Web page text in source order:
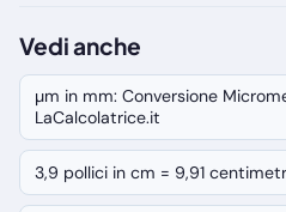
Vedi anche
µm in mm: Conversione
LaCalcolatrice.it
3,9 pollici in cm = 9,91